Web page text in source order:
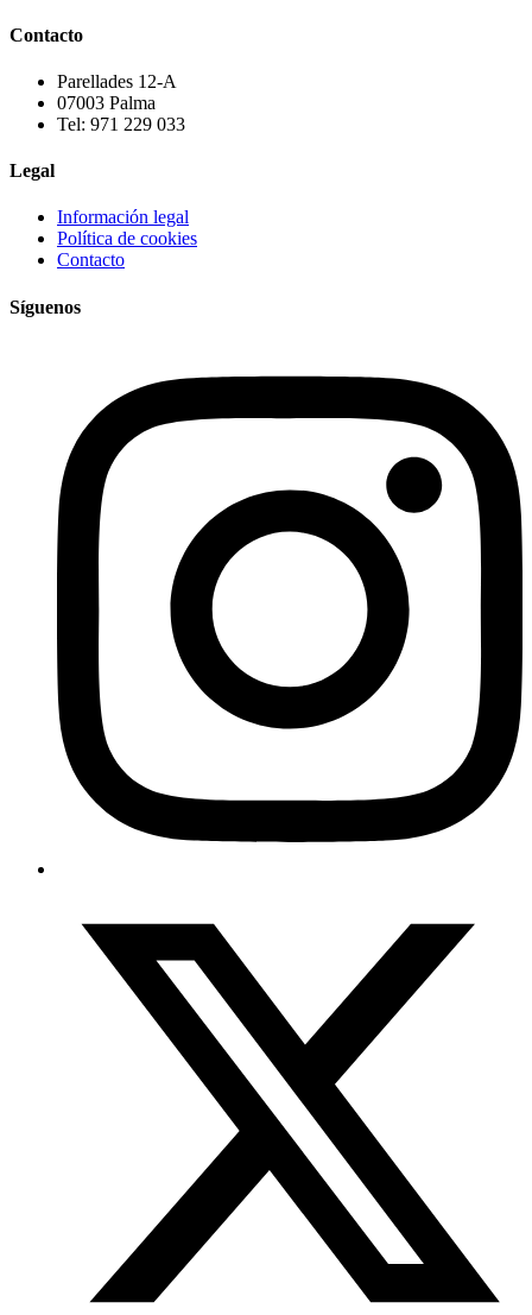
Contacto
Parellades 12-A
07003 Palma
Tel: 971 229 033
Legal
Información legal
Política de cookies
Contacto
Síguenos